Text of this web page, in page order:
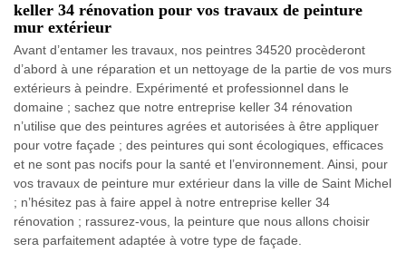
keller 34 rénovation pour vos travaux de peinture
mur extérieur
Avant d’entamer les travaux, nos peintres 34520 procèderont
d’abord à une réparation et un nettoyage de la partie de vos murs
extérieurs à peindre. Expérimenté et professionnel dans le
domaine ; sachez que notre entreprise keller 34 rénovation
n’utilise que des peintures agrées et autorisées à être appliquer
pour votre façade ; des peintures qui sont écologiques, efficaces
et ne sont pas nocifs pour la santé et l’environnement. Ainsi, pour
vos travaux de peinture mur extérieur dans la ville de Saint Michel
; n’hésitez pas à faire appel à notre entreprise keller 34
rénovation ; rassurez-vous, la peinture que nous allons choisir
sera parfaitement adaptée à votre type de façade.